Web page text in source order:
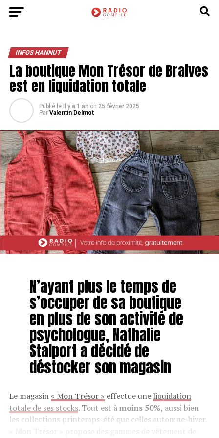
INFOS HANNUT
La boutique Mon Trésor de Braives
est en liquidation totale
Publié le Il y a 1 an on 25 février 2025
Par Valentin Delmot
N’ayant plus le temps de
s’occuper de sa boutique
en plus de son activité de
psychologue, Nathalie
Stalport a décidé de
déstocker son magasin
Le magasin« Mon Trésor » effectue une liquidation
totale de ses stocks. Tout est àmoins 50%, aussi bien
les collections printemps-été que celles automne-hiver.